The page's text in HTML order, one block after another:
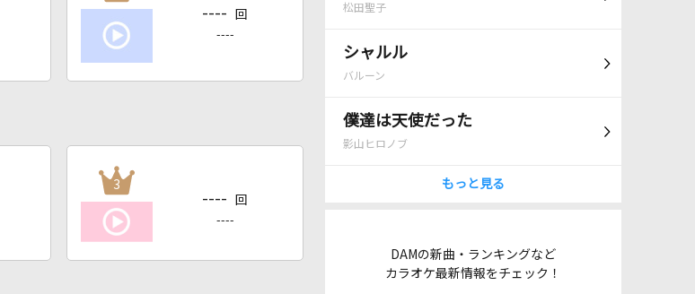
松田聖子
シャルル
バルーン
僕達は天使だった
影山ヒロノブ
もっと見る
DAMの新曲・ランキングなど
カラオケ最新情報をチェック！
---- 回
----
3
---- 回
----